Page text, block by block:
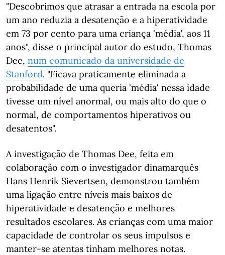
"Descobrimos que atrasar a entrada na escola por
um ano reduzia a desatenção e a hiperatividade
em 73 por cento para uma criança 'média', aos 11
anos", disse o principal autor do estudo, Thomas
Dee, num comunicado da universidade de
Stanford. "Ficava praticamente eliminada a
probabilidade de uma queria 'média' nessa idade
tivesse um nível anormal, ou mais alto do que o
normal, de comportamentos hiperativos ou
desatentos".
A investigação de Thomas Dee, feita em
colaboração com o investigador dinamarquês
Hans Henrik Sievertsen, demonstrou também
uma ligação entre níveis mais baixos de
hiperatividade e desatenção e melhores
resultados escolares. As crianças com uma maior
capacidade de controlar os seus impulsos e
manter-se atentas tinham melhores notas.